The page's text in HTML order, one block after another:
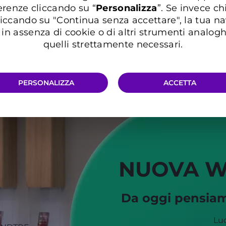
cliccando su “Personalizza”. Se invece
su "Continua senza accettare", la tua
assenza di cookie o di altri strumenti
quelli strettamente necessari.
PERSONALIZZA ACCETTA
Pro 5G
GIGA e Minuti illimitati
a partire da
Fusion
GIGA e Minuti illimitati
a partire da
NUOVA
Da oggi